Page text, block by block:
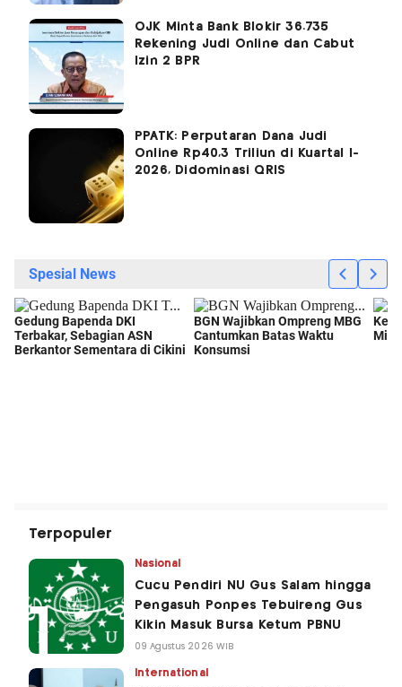
OJK Minta Bank Blokir 36.735
Rekening Judi Online dan Cabut
Izin 2 BPR
PPATK: Perputaran Dana Judi
Online Rp40,3 Triliun di Kuartal I-
2026, Didominasi QRIS
Terpopuler
Nasional
Cucu Pendiri NU Gus Salam hingga
Pengasuh Ponpes Tebuireng Gus
Kikin Masuk Bursa Ketum PBNU
09 Agustus 2026 WIB
International